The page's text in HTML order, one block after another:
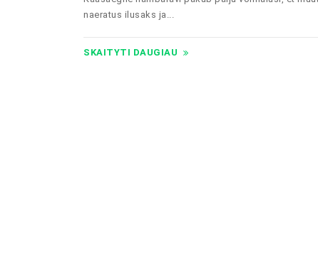
naeratus ilusaks ja...
SKAITYTI DAUGIAU